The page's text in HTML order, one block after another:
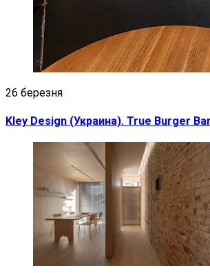
26 березня
Kley Design (Украина). True Burger Bar